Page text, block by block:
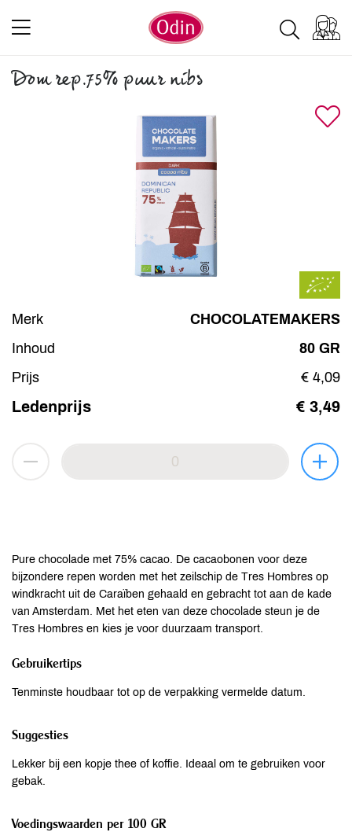
Dom rep.75% puur nibs
Merk
CHOCOLATEMAKERS
Inhoud
80 GR
Prijs
€ 4,09
Ledenprijs € 3,49
Pure chocolade met 75% cacao. De cacaobonen voor deze
bijzondere repen worden met het zeilschip de Tres Hombres op
windkracht uit de Caraïben gehaald en gebracht tot aan de kade
van Amsterdam. Met het eten van deze chocolade steun je de
Tres Hombres en kies je voor duurzaam transport.
Gebruikertips
Tenminste houdbaar tot op de verpakking vermelde datum.
Suggesties
Lekker bij een kopje thee of koffie. Ideaal om te gebruiken voor
gebak.
Voedingswaarden per 100 GR